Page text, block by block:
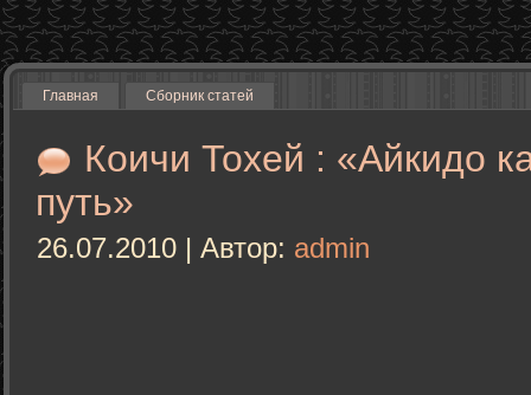
Главная Сборник статей
Коичи Тохей : «Айкидо
путь»
26.07.2010 | Автор: admin